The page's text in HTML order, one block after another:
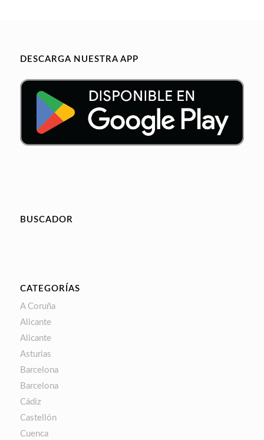
DESCARGA NUESTRA APP
BUSCADOR
CATEGORÍAS
A Coruña
Alicante
Alicante
Asturias
Barcelona
Barcelona
Cádiz
Castellón
Cuenca